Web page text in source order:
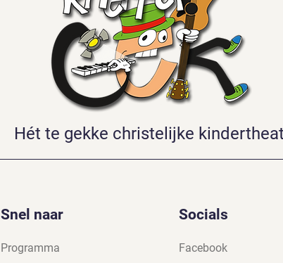
Hét te gekke christelijke
Snel naar
Programma
Socials
Facebook